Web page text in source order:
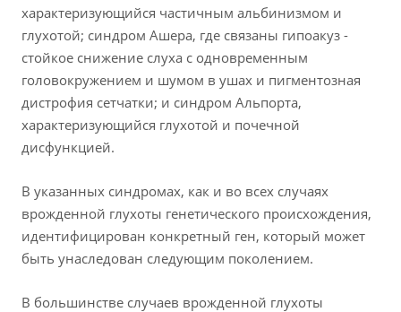
характеризующийся частичным альбинизмом и
глухотой; синдром Ашера, где связаны гипоакуз -
стойкое снижение слуха с одновременным
головокружением и шумом в ушах и пигментозная
дистрофия сетчатки; и синдром Альпорта,
характеризующийся глухотой и почечной
дисфункцией.
В указанных синдромах, как и во всех случаях
врожденной глухоты генетического происхождения,
идентифицирован конкретный ген, который может
быть унаследован следующим поколением.
В большинстве случаев врожденной глухоты